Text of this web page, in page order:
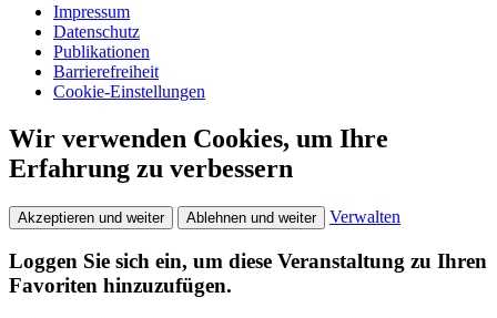
Impressum
Datenschutz
Publikationen
Barrierefreiheit
Cookie-Einstellungen
Wir verwenden Cookies, um Ihre
Erfahrung zu verbessern
Akzeptieren und weiter Ablehnen und weiter Verwalten
Loggen Sie sich ein, um diese Veranstaltung zu Ihren
Favoriten hinzuzufügen.